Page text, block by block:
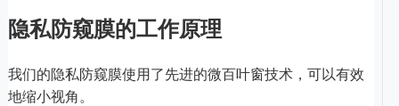
隐私防窥膜的工作原理
我们的隐私防窥膜使用了先进的微百叶窗技术，可以有效
地缩小视角。